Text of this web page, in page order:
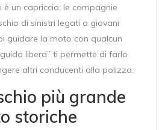
è un capriccio: le compagnie
di sinistri legati a giovani
guidare la moto con qualcun
libera” ti permette di farlo
altri conducenti alla polizza.
più grande
storiche